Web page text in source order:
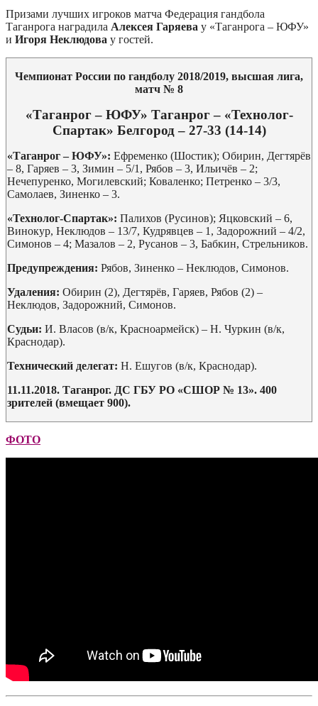
Призами лучших игроков матча Федерация гандбола
Таганрога наградила Алексея Гаряева у «Таганрога – ЮФУ»
и Игоря Неклюдова у гостей.
Чемпионат России по гандболу 2018/2019, высшая лига,
матч № 8
«Таганрог – ЮФУ» Таганрог – «Технолог-
Спартак» Белгород – 27-33 (14-14)
«Таганрог – ЮФУ»: Ефременко (Шостик); Обирин, Дегтярёв
– 8, Гаряев – 3, Зимин – 5/1, Рябов – 3, Ильичёв – 2;
Нечепуренко, Могилевский; Коваленко; Петренко – 3/3,
Самолаев, Зиненко – 3.
«Технолог-Спартак»: Палихов (Русинов); Яцковский – 6,
Винокур, Неклюдов – 13/7, Кудрявцев – 1, Задорожний – 4/2,
Симонов – 4; Мазалов – 2, Русанов – 3, Бабкин, Стрельников.
Предупреждения: Рябов, Зиненко – Неклюдов, Симонов.
Удаления: Обирин (2), Дегтярёв, Гаряев, Рябов (2) –
Неклюдов, Задорожний, Симонов.
Судьи: И. Власов (в/к, Красноармейск) – Н. Чуркин (в/к,
Краснодар).
Технический делегат: Н. Ешугов (в/к, Краснодар).
11.11.2018. Таганрог. ДС ГБУ РО «СШОР № 13». 400
зрителей (вмещает 900).
ФОТО